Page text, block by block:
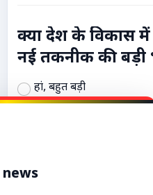
क्या देश के विकास
नई तकनीक की बड़ी
हां, बहुत बड़ी